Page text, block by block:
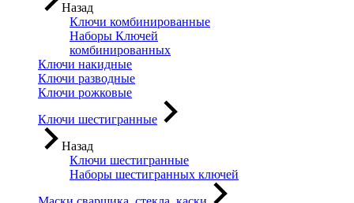
Назад
Ключи комбинированные
Наборы Ключей
комбинированных
Ключи накидные
Ключи разводные
Ключи рожковые
Ключи шестигранные
Назад
Ключи шестигранные
Наборы шестигранных ключей